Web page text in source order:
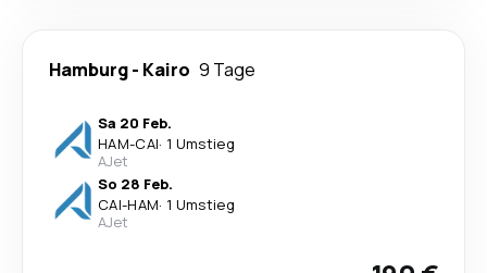
Hamburg- Kairo 9 Tage
Sa 20 Feb.
HAM-CAI· 1 Umstieg
AJet
So 28 Feb.
CAI-HAM· 1 Umstieg
AJet